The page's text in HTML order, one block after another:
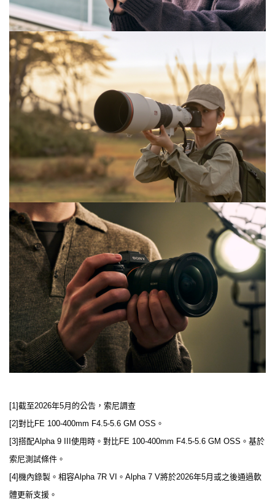
[1]截至2026年5月的公告，索尼調查
[2]對比FE 100-400mm F4.5-5.6 GM OSS。
[3]搭配Alpha 9 III使用時。對比FE 100-400mm F4.5-5.6 GM OSS。基於
索尼測試條件。
[4]機內錄製。相容Alpha 7R VI。Alpha 7 V將於2026年5月或之後通過軟
體更新支援。